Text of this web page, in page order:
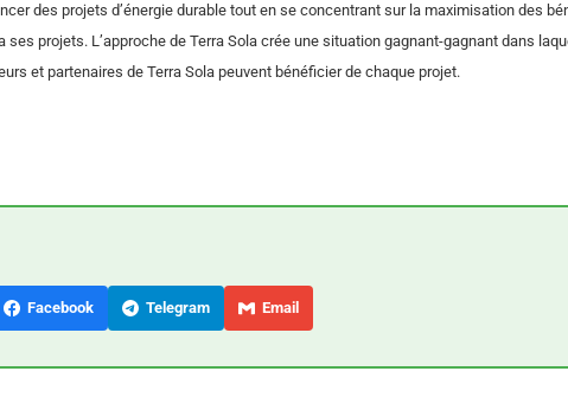
des projets d’énergie durable tout en se concentrant sur la maximisation des
projets. L’approche de Terra Sola crée une situation gagnant-gagnant dans
et partenaires de Terra Sola peuvent bénéficier de chaque projet.
Facebook Telegram Email